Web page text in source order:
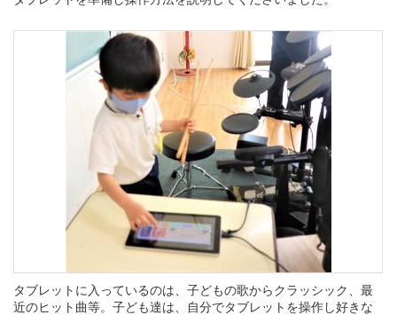
タブレットに入っているのは、子どもの歌からクラッシック、最
近のヒット曲等。子ども達は、自分でタブレットを操作し好きな